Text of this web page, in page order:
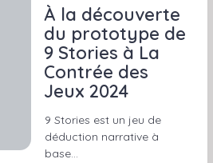
À la découverte
du prototype de
9 Stories à La
Contrée des
Jeux 2024
9 Stories est un jeu de
déduction narrative à
base…